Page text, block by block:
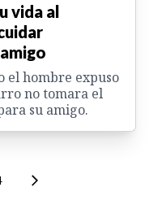
vida al
el hombre expuso
no tomara el
su amigo.